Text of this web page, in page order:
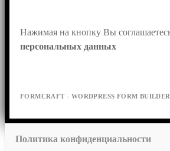
персональных данных
FORMCRAFT - WORDPRESS FORM BUILDER
Политика конфиденциальности